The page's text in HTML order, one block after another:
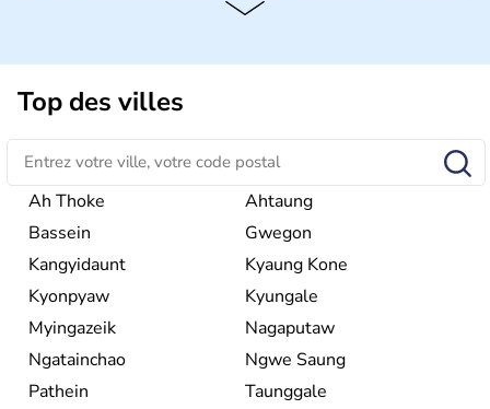
Top des villes
Ah Thoke
Ahtaung
Bassein
Gwegon
Kangyidaunt
Kyaung Kone
Kyonpyaw
Kyungale
Myingazeik
Nagaputaw
Ngatainchao
Ngwe Saung
Pathein
Taunggale